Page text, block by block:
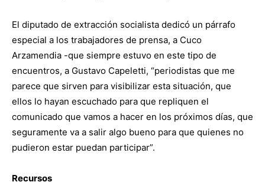
El diputado de extracción socialista dedicó un párrafo
especial a los trabajadores de prensa, a Cuco
Arzamendia -que siempre estuvo en este tipo de
encuentros, a Gustavo Capeletti, “periodistas que me
parece que sirven para visibilizar esta situación, que
ellos lo hayan escuchado para que repliquen el
comunicado que vamos a hacer en los próximos días, que
seguramente va a salir algo bueno para que quienes no
pudieron estar puedan participar”.
Recursos